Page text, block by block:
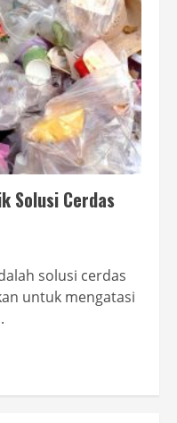
Solusi Cerdas
solusi cerdas
untuk mengatasi